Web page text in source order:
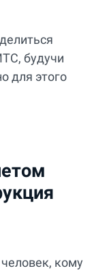
будучи
для этого
кому